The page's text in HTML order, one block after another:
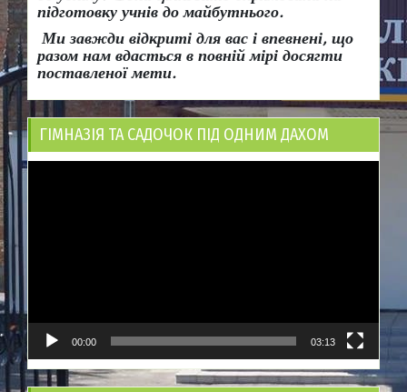
підготовку учнів до майбутнього.
Ми завжди відкриті для вас і впевнені, що
разом нам вдасться в повній мірі досягти
поставленої мети.
ГІМНАЗІЯ ТА САДОЧОК ПІД ОДНИМ ДАХОМ
00:00 03:13